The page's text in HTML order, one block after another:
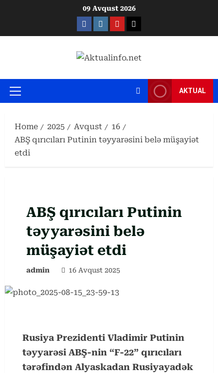
09 Avqust 2026
FacebookInstagram
Youtube
X
Primary
AKTUAL
Home 2025 Avqust
16
ABŞ qırıcıları Putinin təyyarəsini belə müşayiət
etdi
ABŞ qırıcıları Putinin
təyyarəsini belə
müşayiət etdi
admin 16 Avqust 2025
Rusiya Prezidenti Vladimir Putinin
təyyarəsi ABŞ-nin “F-22” qırıcıları
tərəfindən Alyaskadan Rusiyayadək